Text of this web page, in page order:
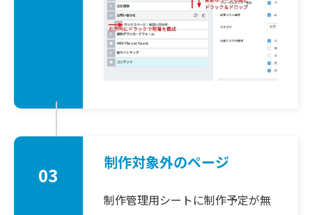
03
制作対象外のページ
制作管理用シートに制作予定が無